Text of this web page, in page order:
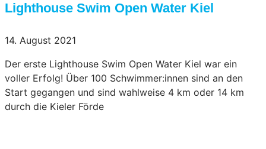
Lighthouse Swim Open Water Kiel
14. August 2021
Der erste Lighthouse Swim Open Water Kiel war ein
voller Erfolg! Über 100 Schwimmer:innen sind an den
Start gegangen und sind wahlweise 4 km oder 14 km
durch die Kieler Förde